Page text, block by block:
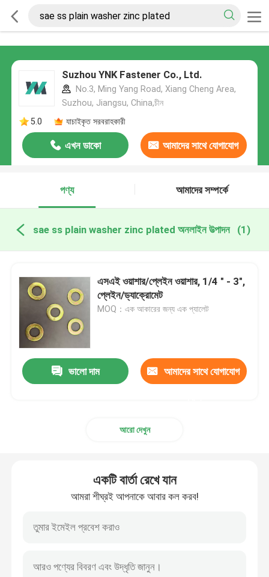
Suzhou YNK Fastener Co., Ltd.
No.3, Ming Yang Road, Xiang Cheng Area,
Suzhou, Jiangsu, China,চীন
5.0
যাচাইকৃত সরবরাহকারী
এখন ডাকো আমাদের সাথে যোগাযোগ
পণ্য
আমাদের সম্পর্কে
sae ss plain washer zinc plated অনলাইন উত্পাদন (1)
এসএই ওয়াশার/প্লেইন ওয়াশার, 1/4 " - 3",
প্লেইন/ড্যাক্রোমেট
MOQ：এক আকারের জন্য এক প্যালেট
ভালো দাম আমাদের সাথে যোগাযোগ
আরো দেখুন
একটি বার্তা রেখে যান
আমরা শীঘ্রই আপনাকে আবার কল করব!